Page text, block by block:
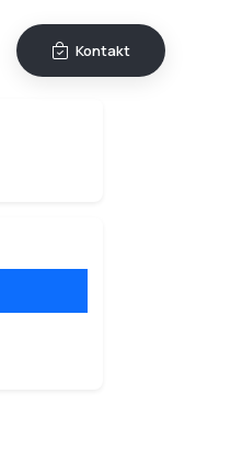
Kontakt